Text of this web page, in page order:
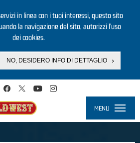
in linea con i tuoi interessi, questo sito
la navigazione del sito, autorizzi l’uso
dei cookies.
NO, DESIDERO INFO DI DETTAGLIO
MENU